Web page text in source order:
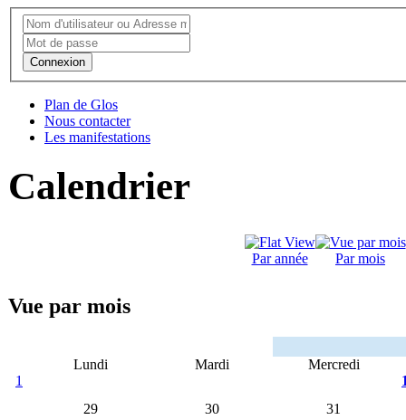
Connexion
Plan de Glos
Nous contacter
Les manifestations
Calendrier
Par année Par mois
Vue par mois
Lundi Mardi
Mercredi
1
29
30 31